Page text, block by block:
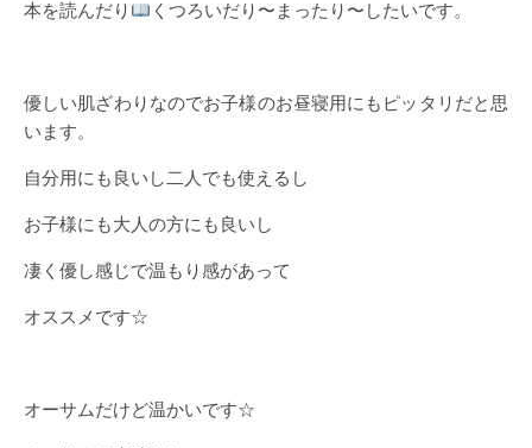
本を読んだり くつろいだり〜まったり〜したいです。
優しい肌ざわりなのでお子様のお昼寝用にもピッタリだと思
います。
自分用にも良いし二人でも使えるし
お子様にも大人の方にも良いし
凄く優し感じで温もり感があって
オススメです☆
オーサムだけど温かいです☆